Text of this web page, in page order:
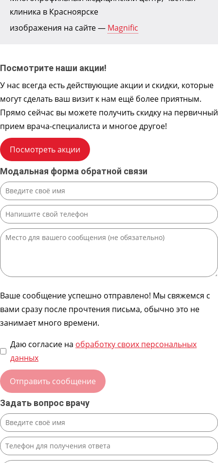
клиника в Красноярске
изображения на сайте — Magnific
Посмотрите наши акции!
У нас всегда есть действующие акции и скидки, которые
могут сделать ваш визит к нам ещё более приятным.
Прямо сейчас вы можете получить скидку на первичный
прием врача-специалиста и многое другое!
Посмотреть акции
Модальная форма обратной связи
Ваше сообщение успешно отправлено! Мы свяжемся с
вами сразу после прочтения письма, обычно это не
занимает много времени.
Даю согласие на обработку своих персональных
данных
Задать вопрос врачу